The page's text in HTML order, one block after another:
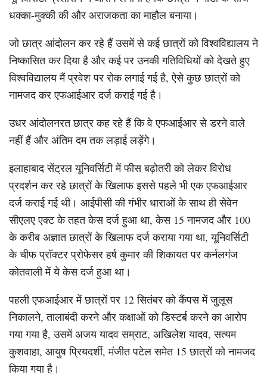
धक्का-मुक्की की और अराजकता का माहौल बनाया।
जो छात्र आंदोलन कर रहे हैं उसमें से कई छात्रों को विश्वविद्यालय ने
निष्कासित कर दिया है और कई पर उनकी गतिविधियों को देखते हुए
विश्वविद्यालय मैं प्रवेश पर रोक लगाई गई है, ऐसे कुछ छात्रों को
नामजद कर एफआईआर दर्ज कराई गई है।
उधर आंदोलनरत छात्र कह रहे हैं कि वे एफआईआर से डरने वाले
नहीं हैं और अंतिम दम तक लड़ाई लड़ेंगे।
इलाहाबाद सेंट्रल यूनिवर्सिटी में फीस बढ़ोतरी को लेकर विरोध
प्रदर्शन कर रहे छात्रों के खिलाफ इससे पहले भी एक एफआईआर
दर्ज कराई गई थी। आईपीसी की गंभीर धाराओं के साथ ही सेवेन
सीएलए एक्ट के तहत केस दर्ज हुआ था, केस 15 नामजद और 100
के करीब अज्ञात छात्रों के खिलाफ दर्ज कराया गया था, यूनिवर्सिटी
के चीफ प्रॉक्टर प्रोफेसर हर्ष कुमार की शिकायत पर कर्नलगंज
कोतवाली में ये केस दर्ज हुआ था।
पहली एफआईआर में छात्रों पर 12 सितंबर को कैंपस में जुलूस
निकालने, तालाबंदी करने और कक्षाओं को डिस्टर्ब करने का आरोप
गया गया है, उसमें अजय यादव सम्राट, अखिलेश यादव, सत्यम
कुशवाहा, आयुष प्रियदर्शी, मंजीत पटेल समेत 15 छात्रों को नामजद
किया गया है।